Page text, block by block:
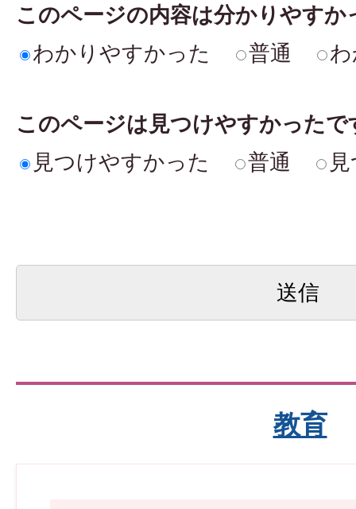
このページの内容は分かりやすか
わかりやすかった
普通
このページは見つけやすかったで
見つけやすかった
普通
教育